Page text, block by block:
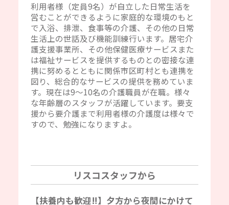
利用者様（定員9名）が自立した日常生活を
営むことができるように家庭的な環境のもと
で入浴、排泄、食事等の介護、その他の日常
生活上の世話及び機能訓練行います。居宅介
護支援事業所、その他保健医療サービスまた
は福祉サービスを提供するものとの密接な連
携に努めるとともに関係市区町村とも連携を
図り、総合的なサービスの提供を務めていま
す。現在は9～10名の介護職員が在職。様々
な年齢層のスタッフが活躍しています。要支
援から要介護まで利用者様の介護度は様々で
すので、勉強になりますよ。
リスコスタッフから
【扶養内も歓迎‼】夕方から夜間にかけて